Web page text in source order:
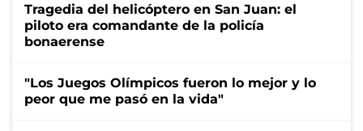
Tragedia del helicóptero en San Juan: el
piloto era comandante de la policía
bonaerense
"Los Juegos Olímpicos fueron lo mejor y lo
peor que me pasó en la vida"